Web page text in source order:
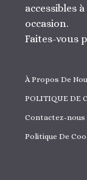
accessibles
occasion.
Faites-vous
À Propos De
POLITIQUE DE
Contactez-nous
Politique De